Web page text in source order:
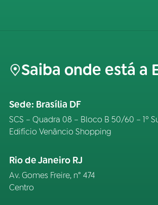
Saiba onde está a
Sede: Brasília DF
SCS – Quadra 08 – Bloco B 50/60 – 1º
Edifício Venâncio Shopping
Rio de Janeiro RJ
Av. Gomes Freire, n° 474
Centro